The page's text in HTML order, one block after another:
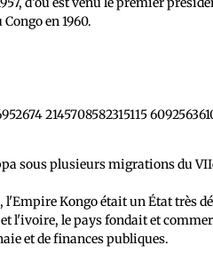
en 1960.
sous plusieurs migrations du
l'Empire Kongo était un État très
l'ivoire, le pays fondait et
et de finances publiques.